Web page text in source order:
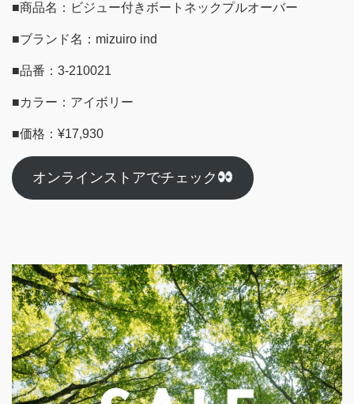
■商品名：ビジュー付きボートネックプルオーバー
■ブランド名：mizuiro ind
■品番：3-210021
■カラー：アイボリー
■価格：¥17,930
オンラインストアでチェック